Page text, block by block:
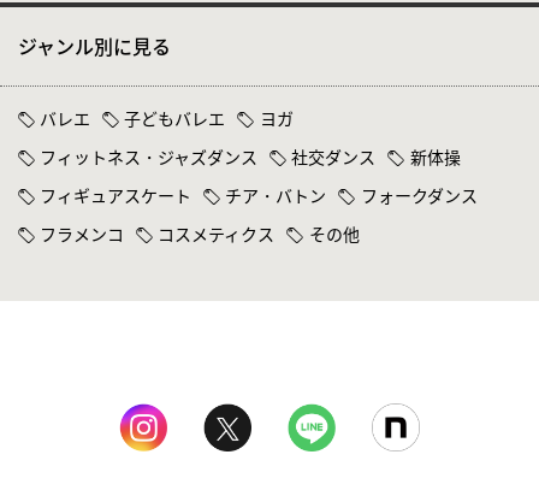
ジャンル別に見る
バレエ 子どもバレエ
ヨガ
フィットネス・ジャズダンス
社交ダンス
新体操
フィギュアスケート
チア・バトン
フォークダンス
フラメンコ
コスメティクス その他